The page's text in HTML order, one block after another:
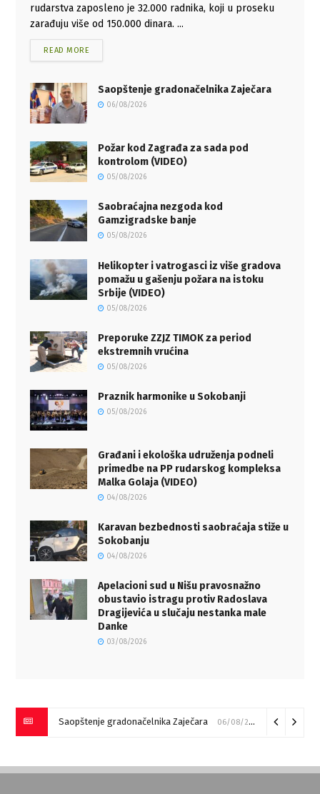
rudarstva zaposleno je 32.000 radnika, koji u proseku
zarađuju više od 150.000 dinara. ...
READ MORE
Saopštenje gradonačelnika Zaječara
06/08/2026
Požar kod Zagrađa za sada pod
kontrolom (VIDEO)
05/08/2026
Saobraćajna nezgoda kod
Gamzigradske banje
05/08/2026
Helikopter i vatrogasci iz više gradova
pomažu u gašenju požara na istoku
Srbije (VIDEO)
05/08/2026
Preporuke ZZJZ TIMOK za period
ekstremnih vrućina
05/08/2026
Praznik harmonike u Sokobanji
05/08/2026
Građani i ekološka udruženja podneli
primedbe na PP rudarskog kompleksa
Malka Golaja (VIDEO)
04/08/2026
Karavan bezbednosti saobraćaja stiže u
Sokobanju
04/08/2026
Apelacioni sud u Nišu pravosnažno
obustavio istragu protiv Radoslava
Dragijevića u slučaju nestanka male
Danke
03/08/2026
Saopštenje gradonačelnika Zaječara 06/08/2026